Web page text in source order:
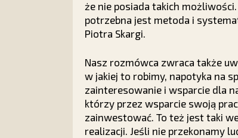
że nie posiada takich
potrzebna jest metoda i
Piotra Skargi.
Nasz rozmówca zwraca także
w jakiej to robimy, napotyka na
zainteresowanie i wsparcie dla
którzy przez wsparcie swoją
zainwestować. To też jest taki
realizacji. Jeśli nie przekonamy